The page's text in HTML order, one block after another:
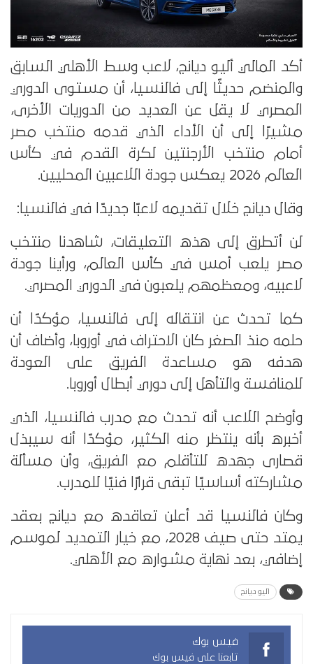
أكد المالي أليو ديانج، لاعب وسط الأهلي السابق
والمنضم حديثًا إلى فالنسيا، أن مستوى الدوري
المصري لا يقل عن العديد من الدوريات الأخرى،
مشيرًا إلى أن الأداء الذي قدمه منتخب مصر
أمام منتخب الأرجنتين لكرة القدم في كأس
العالم 2026 يعكس جودة اللاعبين المحليين.
وقال ديانج خلال تقديمه لاعبًا جديدًا في فالنسيا:
لن أتطرق إلى هذه التعليقات، شاهدنا منتخب
مصر يلعب أمس في كأس العالم، ورأينا جودة
لاعبيه، ومعظمهم يلعبون في الدوري المصري.
كما تحدث عن انتقاله إلى فالنسيا، مؤكدًا أن
حلمه منذ الصغر كان الاحتراف في أوروبا، وأضاف أن
هدفه هو مساعدة الفريق على العودة
للمنافسة والتأهل إلى دوري أبطال أوروبا.
وأوضح اللاعب أنه تحدث مع مدرب فالنسيا، الذي
أخبره بأنه ينتظر منه الكثير، مؤكدًا أنه سيبذل
قصارى جهده للتأقلم مع الفريق، وأن مسألة
مشاركته أساسيًا تبقى قرارًا فنيًا للمدرب.
وكان فالنسيا قد أعلن تعاقده مع ديانج بعقد
يمتد حتى صيف 2028، مع خيار التمديد لموسم
إضافي، بعد نهاية مشواره مع الأهلي.
اليو ديانج
فيس بوك
تابعنا على فيس بوك